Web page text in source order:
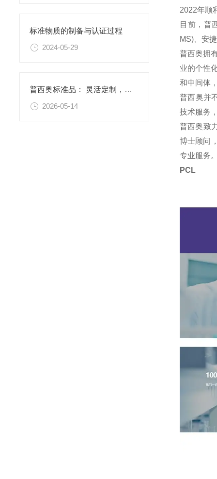
标准物质的制备与认证过程
2024-05-29
普西奥标准品： 灵活定制，满足特殊需求
2026-05-14
2022年顺
目前，普
MS)、安
普西奥拥
业的个性
和中间体
普西奥并
技术服务
普西奥致
博士顾问
专业服务